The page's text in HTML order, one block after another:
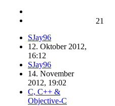
SJay96
12. Oktober 2012,
16:12
SJay96
14. November
2012, 19:02
C, C++ &
Objective-C
21